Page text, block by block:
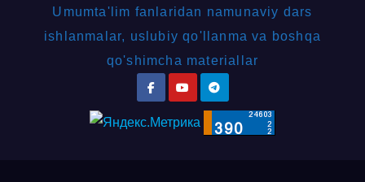
Umumta'lim fanlaridan namunaviy dars
ishlanmalar, uslubiy qo'llanma va boshqa
qo'shimcha materiallar